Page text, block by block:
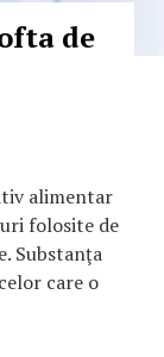
de
alimentar
folosite de
Substanţa
care o